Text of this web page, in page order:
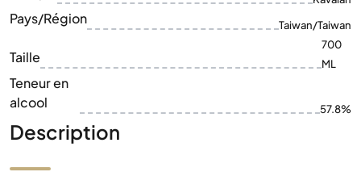
Pays/Région Taiwan/Taiwan
Taille
700
ML
Teneur en
alcool
57.8%
Description